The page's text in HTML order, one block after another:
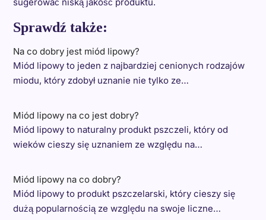
Sprawdź także:
Na co dobry jest miód lipowy?
Miód lipowy to jeden z najbardziej cenionych rodzajów
miodu, który zdobył uznanie nie tylko ze…
Miód lipowy na co jest dobry?
Miód lipowy to naturalny produkt pszczeli, który od
wieków cieszy się uznaniem ze względu na…
Miód lipowy na co dobry?
Miód lipowy to produkt pszczelarski, który cieszy się
dużą popularnością ze względu na swoje liczne…